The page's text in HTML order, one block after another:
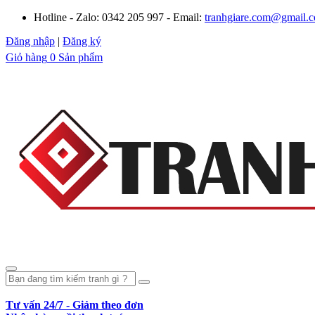
Hotline - Zalo: 0342 205 997 - Email:
Đăng nhập | Đăng ký
Giỏ hàng 0 Sản phẩm
Tư vấn 24/7 - Giảm theo đơn